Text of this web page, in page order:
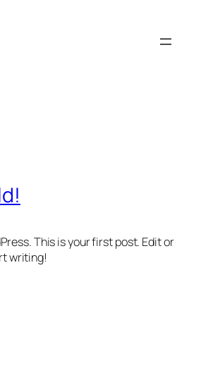
This is your first post. Edit or
writing!